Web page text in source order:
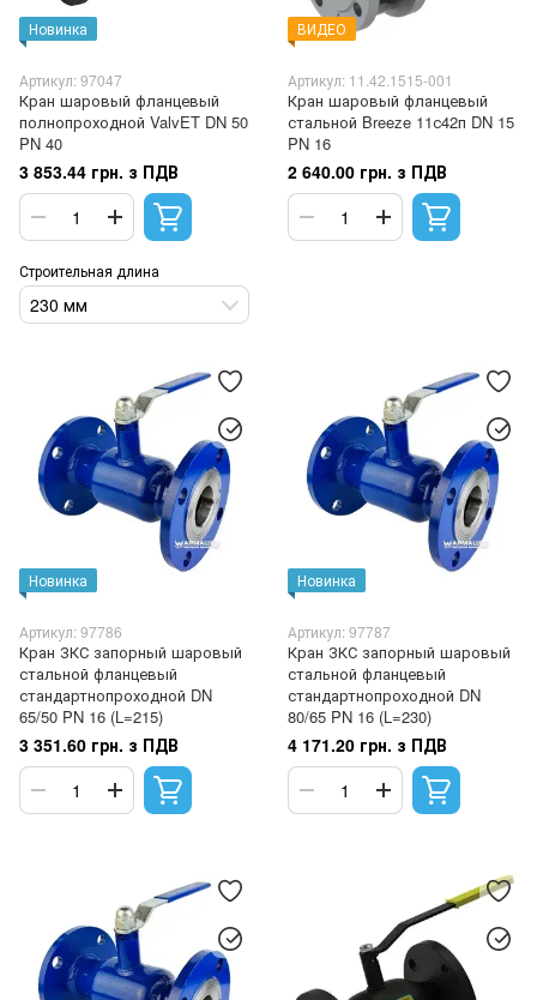
Новинка
Артикул: 97047
Кран шаровый фланцевый
полнопроходной ValvET DN 50
PN 40
3 853.44 грн. з ПДВ
Строительная длина
230 мм
ВИДЕО
Артикул: 11.42.1515-001
Кран шаровый фланцевый
стальной Breeze 11с42п DN 15
PN 16
2 640.00 грн. з ПДВ
Новинка
Артикул: 97786
Кран ЗКС запорный шаровый
стальной фланцевый
стандартнопроходной DN
65/50 PN 16 (L=215)
3 351.60 грн. з ПДВ
Новинка
Артикул: 97787
Кран ЗКС запорный шаровый
стальной фланцевый
стандартнопроходной DN
80/65 PN 16 (L=230)
4 171.20 грн. з ПДВ